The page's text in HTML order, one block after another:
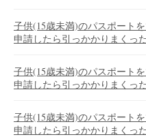
子供(15歳未満)のパスポート
申請したら引っかかりまくっ
子供(15歳未満)のパスポート
申請したら引っかかりまくっ
子供(15歳未満)のパスポート
申請したら引っかかりまくっ